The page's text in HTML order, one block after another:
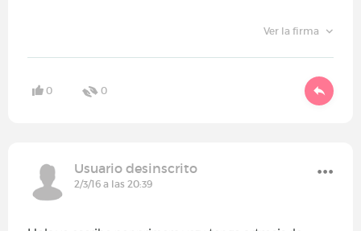
Ver la firma
0 0
Usuario desinscrito
2/3/16 a las 20:39